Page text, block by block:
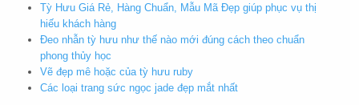
Tỳ Hưu Giá Rẻ, Hàng Chuẩn, Mẫu Mã Đẹp giúp phục vụ thị
hiếu khách hàng
Đeo nhẫn tỳ hưu như thế nào mới đúng cách theo chuẩn
phong thủy học
Vẽ đẹp mê hoặc của tỳ hưu ruby
Các loại trang sức ngọc jade đẹp mắt nhất